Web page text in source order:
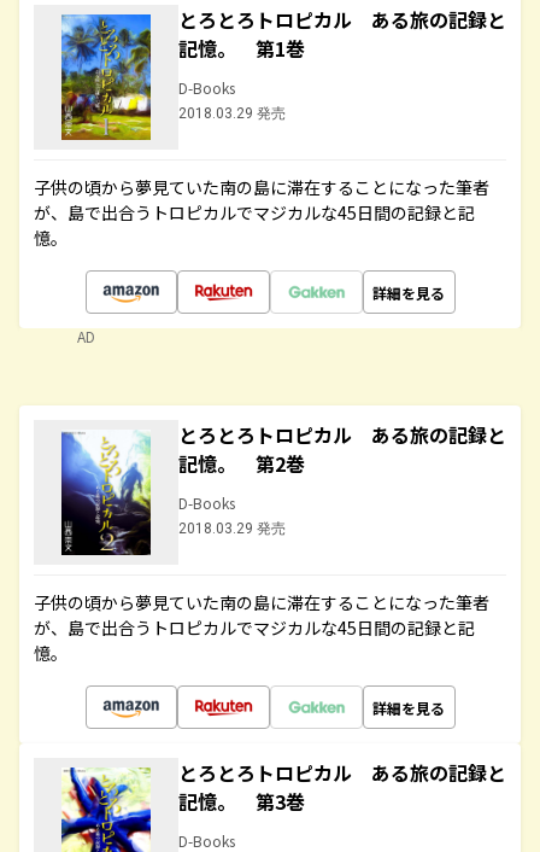
とろとろトロピカル ある旅の記録と
記憶。 第1巻
D-Books
2018.03.29 発売
子供の頃から夢見ていた南の島に滞在することになった筆者
が、島で出合うトロピカルでマジカルな45日間の記録と記
憶。
詳細を見る
AD
とろとろトロピカル ある旅の記録と
記憶。 第2巻
D-Books
2018.03.29 発売
子供の頃から夢見ていた南の島に滞在することになった筆者
が、島で出合うトロピカルでマジカルな45日間の記録と記
憶。
詳細を見る
とろとろトロピカル ある旅の記録と
記憶。 第3巻
D-Books